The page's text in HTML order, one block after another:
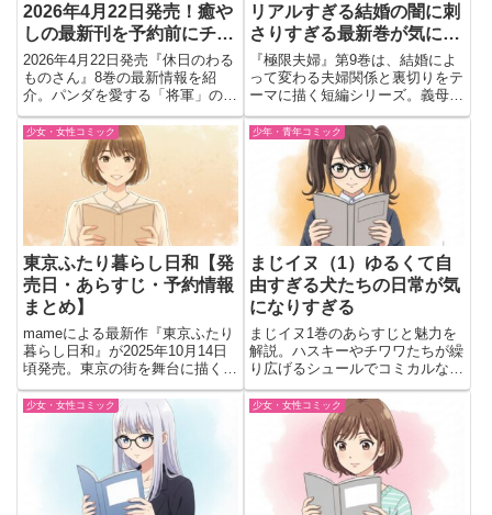
2026年4月22日発売！癒や
しの最新刊を予約前にチェ
ック
2026年4月22日発売『休日のわる
ものさん』8巻の最新情報を紹
介。パンダを愛する「将軍」の癒
やしの休日を描く人気コメディの
予約情報や見どころ、おすすめ度
をまとめました。日々の疲れをリ
セットしたい読者必見の内容で
リアルすぎる結婚の闇に刺
さりすぎる最新巻が気にな
る
『極限夫婦』第9巻は、結婚によ
って変わる夫婦関係と裏切りをテ
ーマに描く短編シリーズ。義母問
題や浮気、復讐劇を描いた注目の
最新刊です。
少女・女性コミック
東京ふたり暮らし日和【発
売日・あらすじ・予約情報
まとめ】
mameによる最新作『東京ふたり
暮らし日和』が2025年10月14日
頃発売。東京の街を舞台に描く、
恋人・姉妹・親子など“ふたり”の
日常を綴るオムニバス短編集。
少年・青年コミック
まじイヌ（1）ゆるくて自
由すぎる犬たちの日常が気
になりすぎる
まじイヌ1巻のあらすじと魅力を
解説。ハスキーやチワワたちが繰
り広げるシュールでコミカルな日
常と大冒険、クセになる笑い満載
の犬漫画の見どころを紹介。
少女・女性コミック 少女・女性コミック